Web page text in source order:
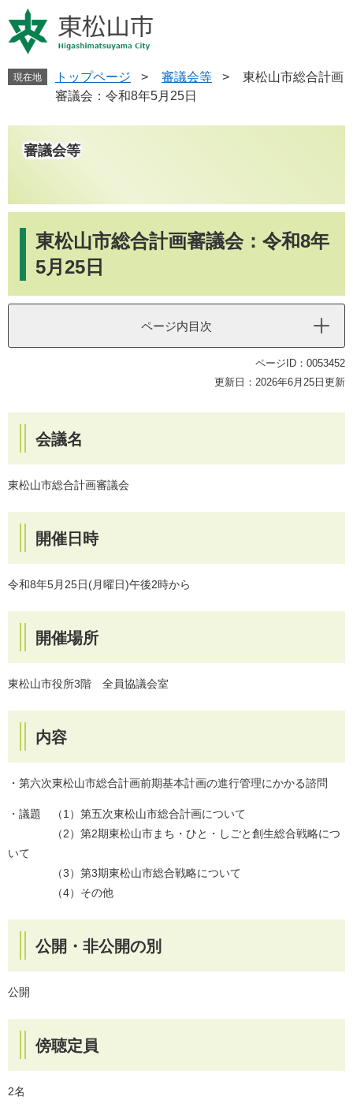
ー
ジ
す
ニ
ュ
し
現在地 トップページ > 審議会等 >
東松山市総合計画
審議会：令和8年5月25日
審議会等
東松山市総合計画審議会：令和8年
5月25日
ページ内目次
ページID：0053452
更新日：2026年6月25日更新
会議名
東松山市総合計画審議会
開催日時
令和8年5月25日(月曜日)午後2時から
開催場所
東松山市役所3階 全員協議会室
内容
・第六次東松山市総合計画前期基本計画の進行管理にかかる諮問
・議題 （1）第五次東松山市総合計画について
（2）第2期東松山市まち・ひと・しごと創生総合戦略につ
いて
（3）第3期東松山市総合戦略について
（4）その他
公開・非公開の別
公開
傍聴定員
2名